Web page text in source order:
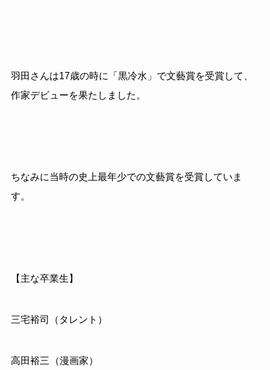
羽田さんは17歳の時に「黒冷水」で文藝賞を受賞して、
作家デビューを果たしました。
ちなみに当時の史上最年少での文藝賞を受賞していま
す。
【主な卒業生】
三宅裕司（タレント）
高田裕三 （漫画家）